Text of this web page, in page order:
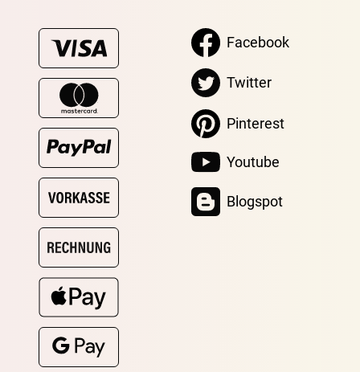
Facebook
Twitter
Pinterest
Youtube
Blogspot